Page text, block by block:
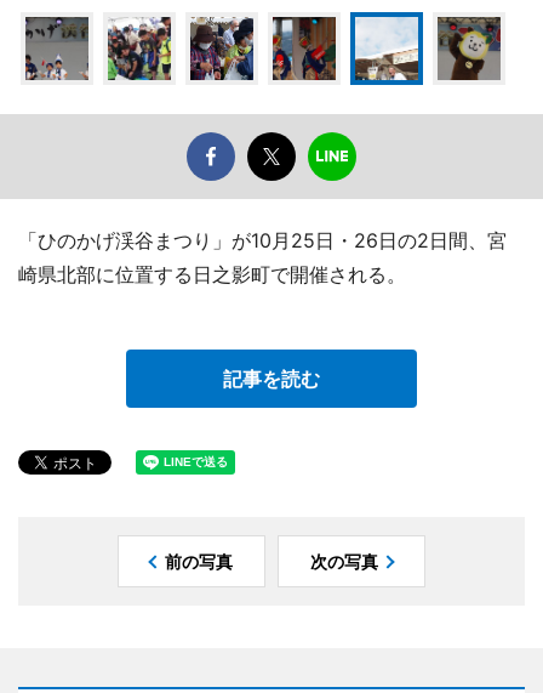
「ひのかげ渓谷まつり」が10月25日・26日の2日間、宮
崎県北部に位置する日之影町で開催される。
記事を読む
前の写真 次の写真